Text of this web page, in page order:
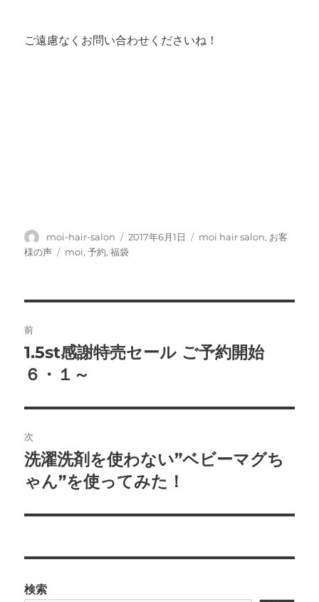
ご遠慮なくお問い合わせくださいね！
投
稿
moi-hair-salon
投
稿
2017年6月1日
カ
moi hair salon, お客
様の声
タ
moi,予約,福袋
稿
ナ
ビ
ゲ
ー
シ
ン
前
前
の
稿:
1.5st感謝特売セール ご予約開始
６・１～
次
次
の
稿:
洗濯洗剤を使わない”ベビーマグち
ゃん”を使ってみた！
検索